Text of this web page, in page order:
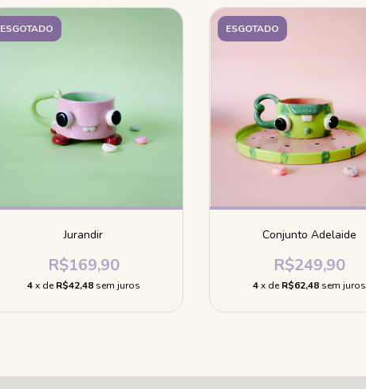
ESGOTADO
Jurandir
R$169,90
4 x deR$42,48 sem juros
ESGOTADO
Conjunto Adelaide
R$249,90
4 x deR$62,48 sem juros